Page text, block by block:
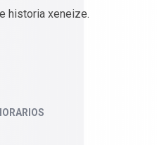
historia xeneize.